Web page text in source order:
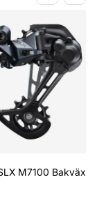
M7100 Bakväxel